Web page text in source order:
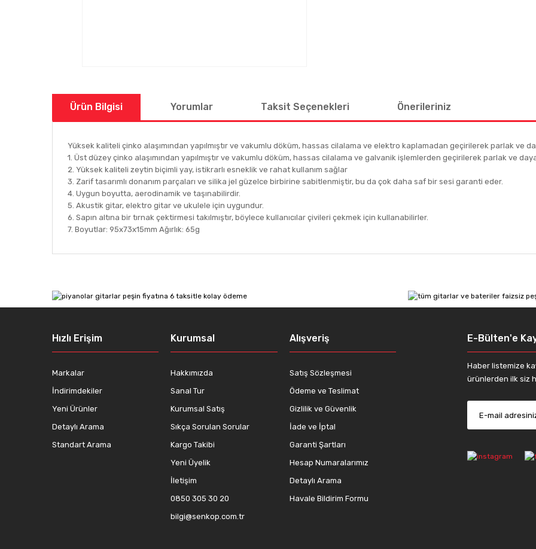
Ürün Bilgisi Yorumlar Taksit Seçenekleri Önerileriniz
Yüksek kaliteli çinko alaşımından yapılmıştır ve vakumlu döküm, hassas cilalama ve elektro kaplamadan geçirilerek parlak ve
1. Üst düzey çinko alaşımından yapılmıştır ve vakumlu döküm, hassas cilalama ve galvanik işlemlerden geçirilerek parlak ve
2. Yüksek kaliteli zeytin biçimli yay, istikrarlı esneklik ve rahat kullanım sağlar
3. Zarif tasarımlı donanım parçaları ve silika jel güzelce birbirine sabitlenmiştir, bu da çok daha saf bir sesi garanti eder.
4. Uygun boyutta, aerodinamik ve taşınabilirdir.
5. Akustik gitar, elektro gitar ve ukulele için uygundur.
6. Sapın altına bir tırnak çektirmesi takılmıştır, böylece kullanıcılar çivileri çekmek için kullanabilirler.
7. Boyutlar: 95x73x15mm Ağırlık: 65g
Yorum Yaz
Görüş ve önerileriniz için teşekkür ederiz.
Ürün açıklamasında eksik bilgiler bulunuyor.
Ürün fiyatı diğer sitelerden daha pahalı.
Hızlı Erişim
Markalar
İndirimdekiler
Yeni Ürünler
Detaylı Arama
Standart Arama
Kurumsal
Hakkımızda
Sanal Tur
Kurumsal Satış
Sıkça Sorulan Sorular
Kargo Takibi
Yeni Üyelik
İletişim
0850 305 30 20
bilgi@senkop.com.tr
Alışveriş
Satış Sözleşmesi
Ödeme ve Teslimat
Gizlilik ve Güvenlik
İade ve İptal
Garanti Şartları
Hesap Numaralarımız
Detaylı Arama
Havale Bildirim Formu
E-Bülten'e
Haber listemize
ürünlerden ilk siz